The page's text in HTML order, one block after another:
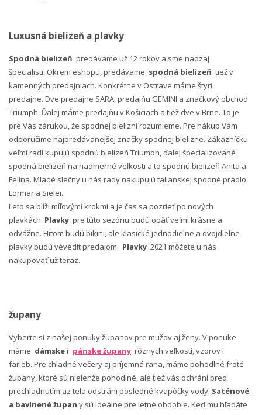
Luxusná bielizeň a plavky
Spodná bielizeň predávame už 12 rokov a sme naozaj
špecialisti. Okrem eshopu, predávame spodná bielizeň tiež v
kamenných predajniach. Konkrétne v Ostrave máme štyri
predajne. Dve predajne SARA, predajňu GEMINI a značkový obchod
Triumph. Ďalej máme predajňu v Košiciach a tiež dve v Brne. To je
pre Vás zárukou, že spodnej bielizni rozumieme. Pre nákup Vám
odporučíme najpredávanejšej značky spodnej bielizne. Zákazníčku
veľmi radi kupujú spodnú bielizeň Triumph, ďalej špecializované
spodná bielizeň na nadmerné veľkosti a to spodnú bielizeň Anita a
Felina. Mladé slečny u nás rady nakupujú talianskej spodné prádlo
Lormar a Sielei.
Leto sa blíži míľovými krokmi a je čas sa pozrieť po nových
plavkách. Plavky pre túto sezónu budú opäť veľmi krásne a
odvážne. Hitom budú bikini, ale klasické jednodielne a dvojdielne
plavky budú vévédit predajom. Plavky 2021 môžete u nás
nakupovať už teraz.
župany
Vyberte si z našej ponuky županov pre mužov aj ženy. V ponuke
máme dámske i pánske župany rôznych veľkostí, vzorov i
farieb. Pre chladné večery aj príjemná rana, máme pohodlné froté
župany, ktoré sú nielenže pohodlné, ale tiež vás ochráni pred
prechladnutím az tela odstráni posledné kvapôčky vody. Saténové
a bavlnené župan y sú ideálne pre letné obdobie. Keď mu hľadáte